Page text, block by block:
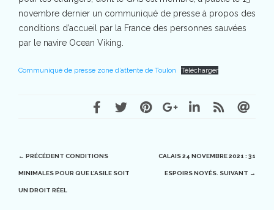
novembre dernier un communiqué de presse à propos des
conditions d’accueil par la France des personnes sauvées
par le navire Ocean Viking.
Communiqué de presse zone d’attente de Toulon Télécharger
Post
navigation
← PRÉCÉDENT CONDITIONS
MINIMALES POUR QUE L’ASILE SOIT
UN DROIT RÉEL
CALAIS 24 NOVEMBRE 2021 : 31
ESPOIRS NOYÉS. SUIVANT →